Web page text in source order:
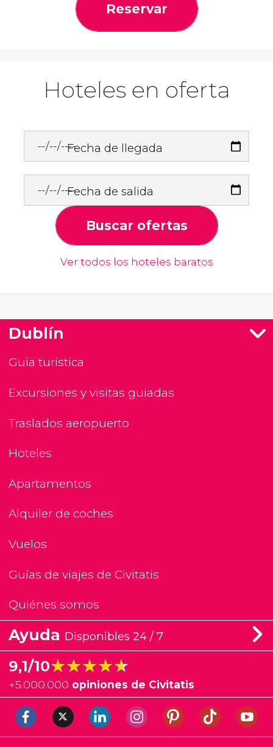
Reservar
Hoteles en oferta
Fecha de llegada
Fecha de salida
Buscar ofertas
Ver todos los hoteles baratos
Dublín
Guía turística
Excursiones y visitas guiadas
Traslados aeropuerto
Hoteles
Apartamentos
Alquiler de coches
Vuelos
Guías de viajes de Civitatis
Quiénes somos
Ayuda Disponibles 24 / 7
9,1/10★★★★★
★★★★★
+5.000.000 opiniones de Civitatis